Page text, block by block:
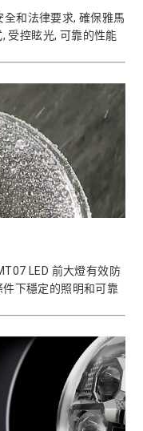
和法律要求, 確保雅馬
受控眩光, 可靠的性能
LED 前大燈有效防
下穩定的照明和可靠